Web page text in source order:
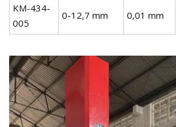
KM-434-
005
0-12,7 mm 0,01 mm